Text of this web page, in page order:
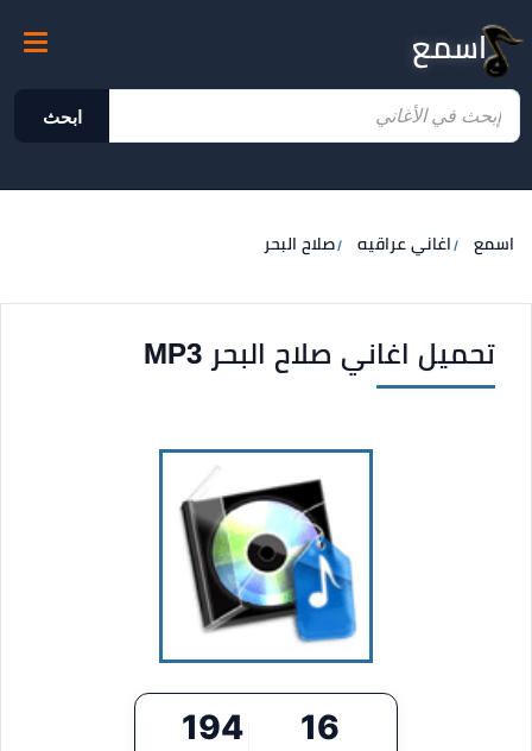
اسمع
ابحث
اسمع اغاني عراقيه صلاح البحر
تحميل اغاني صلاح البحر MP3
16
194